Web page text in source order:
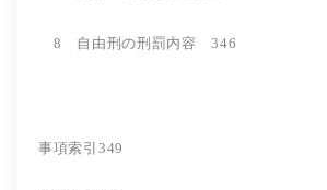
8 自由刑の刑罰内容 346
事項索引349